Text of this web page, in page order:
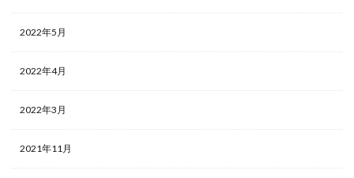
2022年5月
2022年4月
2022年3月
2021年11月